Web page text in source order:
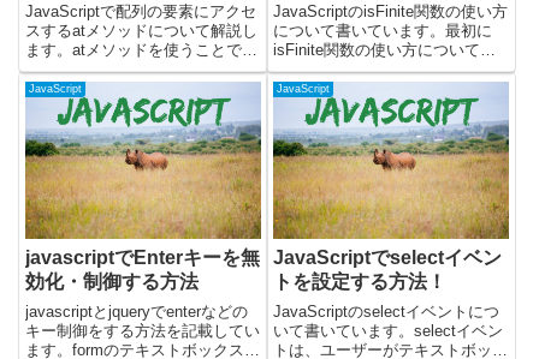
JavaScriptで配列の要素にアクセ
スするatメソッドについて解説し
ます。atメソッドを使うことで、
正のインデックスだけでなく負の
インデックスを使って配列の要素
にアクセスできるようになり、コ
ードがより簡潔になります。実際
に動くサンプルを...
JavaScriptのisFinite関数の使い方
について書いています。最初に
isFinite関数の使い方について解
説しています。その後に、いろい
ろな値を渡して、動作を確認して
みました。isFinite関数の使い方
isFinite関数を使う...
JavaScript
javascriptでEnterキーを無
効化・制御する方法
javascriptとjqueryでenterなどの
キー制御をする方法を記載してい
ます。formのテキストボックスで
JavaScript
JavaScriptでselectイベン
トを設定する方法！
JavaScriptのselectイベントにつ
いて書いています。selectイベン
トは、ユーザーがテキストボック